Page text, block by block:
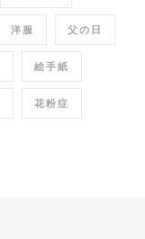
洋服 父の日
絵手紙
花粉症